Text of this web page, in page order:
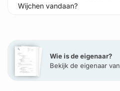
Wijchen vandaan?
Wie is de eigenaar?
Bekijk de eigenaar van